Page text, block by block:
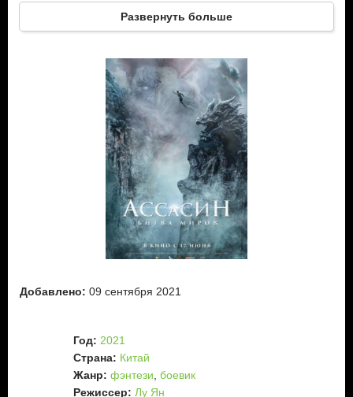
Гуань Нин – ничем не выдающийся среднестатистический
гражданин, у которого бесследно исчезла дочь. Шесть лет
он безуспешно пытается ее найти, и в тот самый момент,
которые ее похитили, он оказывается в очередном тупике,
да еще и попадает под арест местной полиции…
Тангерин – дочь главного героя.
Ту Линг – незнакома женщина, которая помогает герою
после его побега из-под стражи.
Ли Му – крупный бизнесмен в области компьютерных
Лу Конгвен – автор фэнтезийного вебтуна, создавшего
некий параллельный мир в своем романе "Богоубийца".
Молодой, но очень занудный.
Когда Ту Линг помогает Гуань Нину скрыться от
преследования, она затем сообщает ему, что их встреча не
Конгвена. Все дело в том, что герой из мира веб-туна,
Му. И магнат убежден, что если это произойдет в сюжете
графической новеллы, то ему тоже придет конец… Но
почему именно Гуань должен стать ассасином?
Развернуть больше
Добавлено: 09 сентября 2021
Год: 2021
Страна: Китай
Жанр: фэнтези боевик
Режиссер: Лу Ян